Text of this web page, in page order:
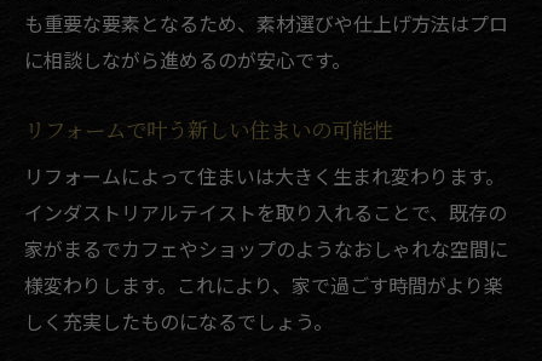
も重要な要素となるため、素材選びや仕上げ方法はプロ
に相談しながら進めるのが安心です。
リフォームで叶う新しい住まいの可能性
リフォームによって住まいは大きく生まれ変わります。
インダストリアルテイストを取り入れることで、既存の
家がまるでカフェやショップのようなおしゃれな空間に
様変わりします。これにより、家で過ごす時間がより楽
しく充実したものになるでしょう。